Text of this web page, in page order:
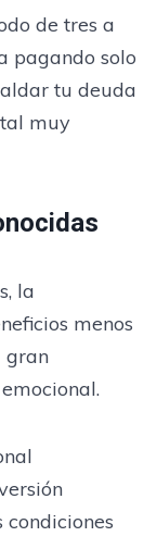
de tres a
pagando solo
tu deuda
muy
la
menos
gran